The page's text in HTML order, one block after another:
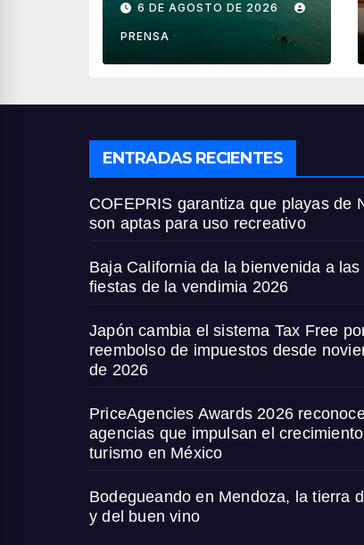
son aptas para
uso recreativo
6 DE AGOSTO DE 2026
PRENSA
ENTRADAS RECIENTES
COFEPRIS garantiza que playas de
son aptas para uso recreativo
Baja California da la bienvenida a las
fiestas de la vendimia 2026
Japón cambia el sistema Tax Free
reembolso de impuestos desde
de 2026
PriceAgencies Awards 2026
agencias que impulsan el crecimiento
turismo en México
Bodegueando en Mendoza, la tierra
y del buen vino